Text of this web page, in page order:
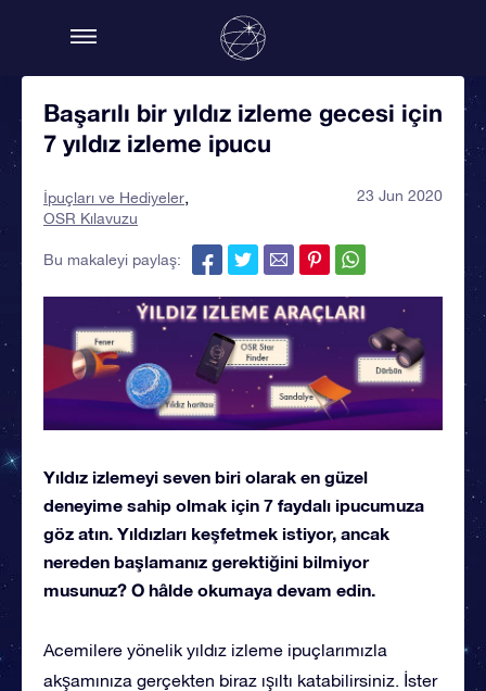
Başarılı bir yıldız izleme gecesi için
7 yıldız izleme ipucu
İpuçları ve Hediyeler
OSR Kılavuzu
23 Jun 2020
Bu makaleyi paylaş:
Yıldız izlemeyi seven biri olarak en güzel
deneyime sahip olmak için 7 faydalı ipucumuza
göz atın. Yıldızları keşfetmek istiyor, ancak
nereden başlamanız gerektiğini bilmiyor
musunuz? O hâlde okumaya devam edin.
Acemilere yönelik yıldız izleme ipuçlarımızla
akşamınıza gerçekten biraz ışıltı katabilirsiniz. İster